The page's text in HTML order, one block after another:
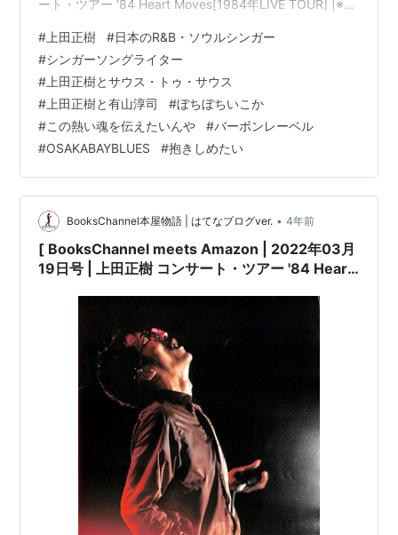
ート・ツアー '84 Heart Moves[1984年LIVE TOUR] |※ア
ージシャン コンサートパンフレット 特集 Part-022 | #上
田正樹 日本のR&B・ソウルシンガー シンガーソングライ
ター #悲しい色やね #OSAKABAYBLUES 抱きしめたい 他
…
# 上田正樹 #日本のR&B・ソウルシンガー
#シンガーソングライター
# 上田正樹とサウス・トゥ・サウス
# 上田正樹と有山淳司 #ぼちぼちいこか
#この熱い魂を伝えたいんや #バーボンレーベル
#OSAKABAYBLUES #抱きしめたい
BooksChannel本屋物語 | はてなブログver. • 4年前
[ BooksChannel meets Amazon | 2022年03月
19日号 | 上田正樹 コンサート・ツアー '84 Heart
「#HUSKY」折込大型告知ポスター付 |日本のミ
ュージシャン コンサートパンフレット 特集 Part-
022 | #上田正樹 日本のR&B・ソウルシンガー シ
ンガーソングライター #悲しい色やね
#OSAKABAYBLUES 抱きしめたい 他 |